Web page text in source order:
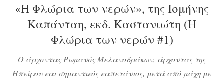
«Η Φλώρια των νερών», της Ισμήνης
Καπάνταη, εκδ. Καστανιώτη (Η
Φλώρια των νερών #1)
Ο άρχοντας Ρωμανός Μελανοδράκων, άρχοντας της
Ηπείρου και σημαντικός καπετάνιος, μετά από μάχη με